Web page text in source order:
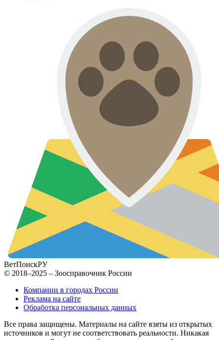
ВетПоискРУ
© 2018–2025 – Зоосправочник России
Компании в городах России
Реклама на сайте
Обработка персональных данных
Все права защищены. Материалы на сайте взяты из открытых
источников и могут не соответствовать реальности. Никакая